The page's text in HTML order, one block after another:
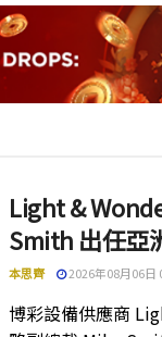
Light &
Smith 出任亞
本思齊 2026年08月06日
博彩設備供應商